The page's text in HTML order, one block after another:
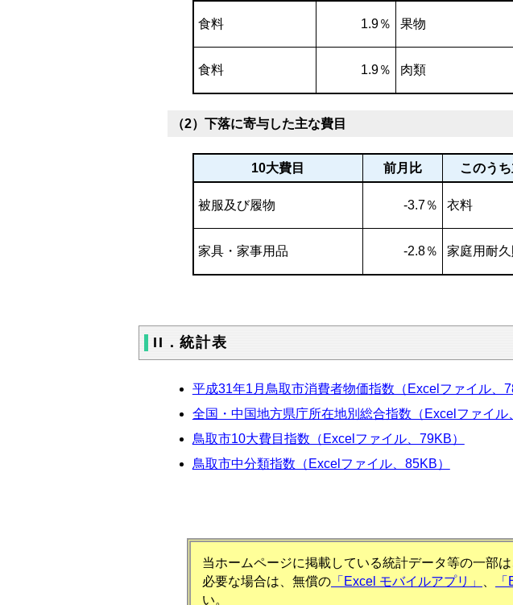
食料 1.9％ 果物
食料 1.9％ 肉類
（2）下落に寄与した主な費目
10大費目 前月比 このうち
被服及び履物 -3.7％ 衣料
家具・家事用品 -2.8％ 家庭用耐
II．統計表
平成31年1月鳥取市消費者物価指数（Excelファイル、
全国・中国地方県庁所在地別総合指数（Excelファイル
鳥取市10大費目指数（Excelファイル、79KB）
鳥取市中分類指数（Excelファイル、85KB）
当ホームページに掲載している統計データ等の一部
必要な場合は、無償の 「Excel モバイルアプリ」
い。